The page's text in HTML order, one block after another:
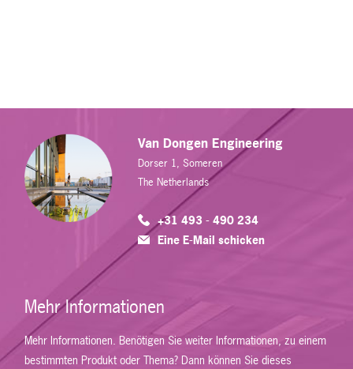
Van Dongen Engineering
Dorser 1, Someren
The Netherlands
+31 493 - 490 234
Eine E-Mail schicken
Mehr Informationen
Mehr Informationen. Benötigen Sie weiter Informationen, zu einem
bestimmten Produkt oder Thema? Dann können Sie dieses